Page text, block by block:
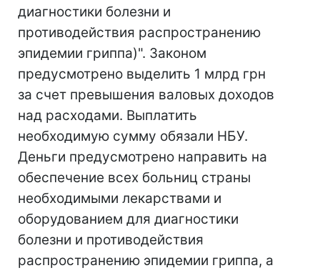
диагностики болезни и
противодействия распространению
эпидемии гриппа)". Законом
предусмотрено выделить 1 млрд грн
за счет превышения валовых доходов
над расходами. Выплатить
необходимую сумму обязали НБУ.
Деньги предусмотрено направить на
обеспечение всех больниц страны
необходимыми лекарствами и
оборудованием для диагностики
болезни и противодействия
распространению эпидемии гриппа, а